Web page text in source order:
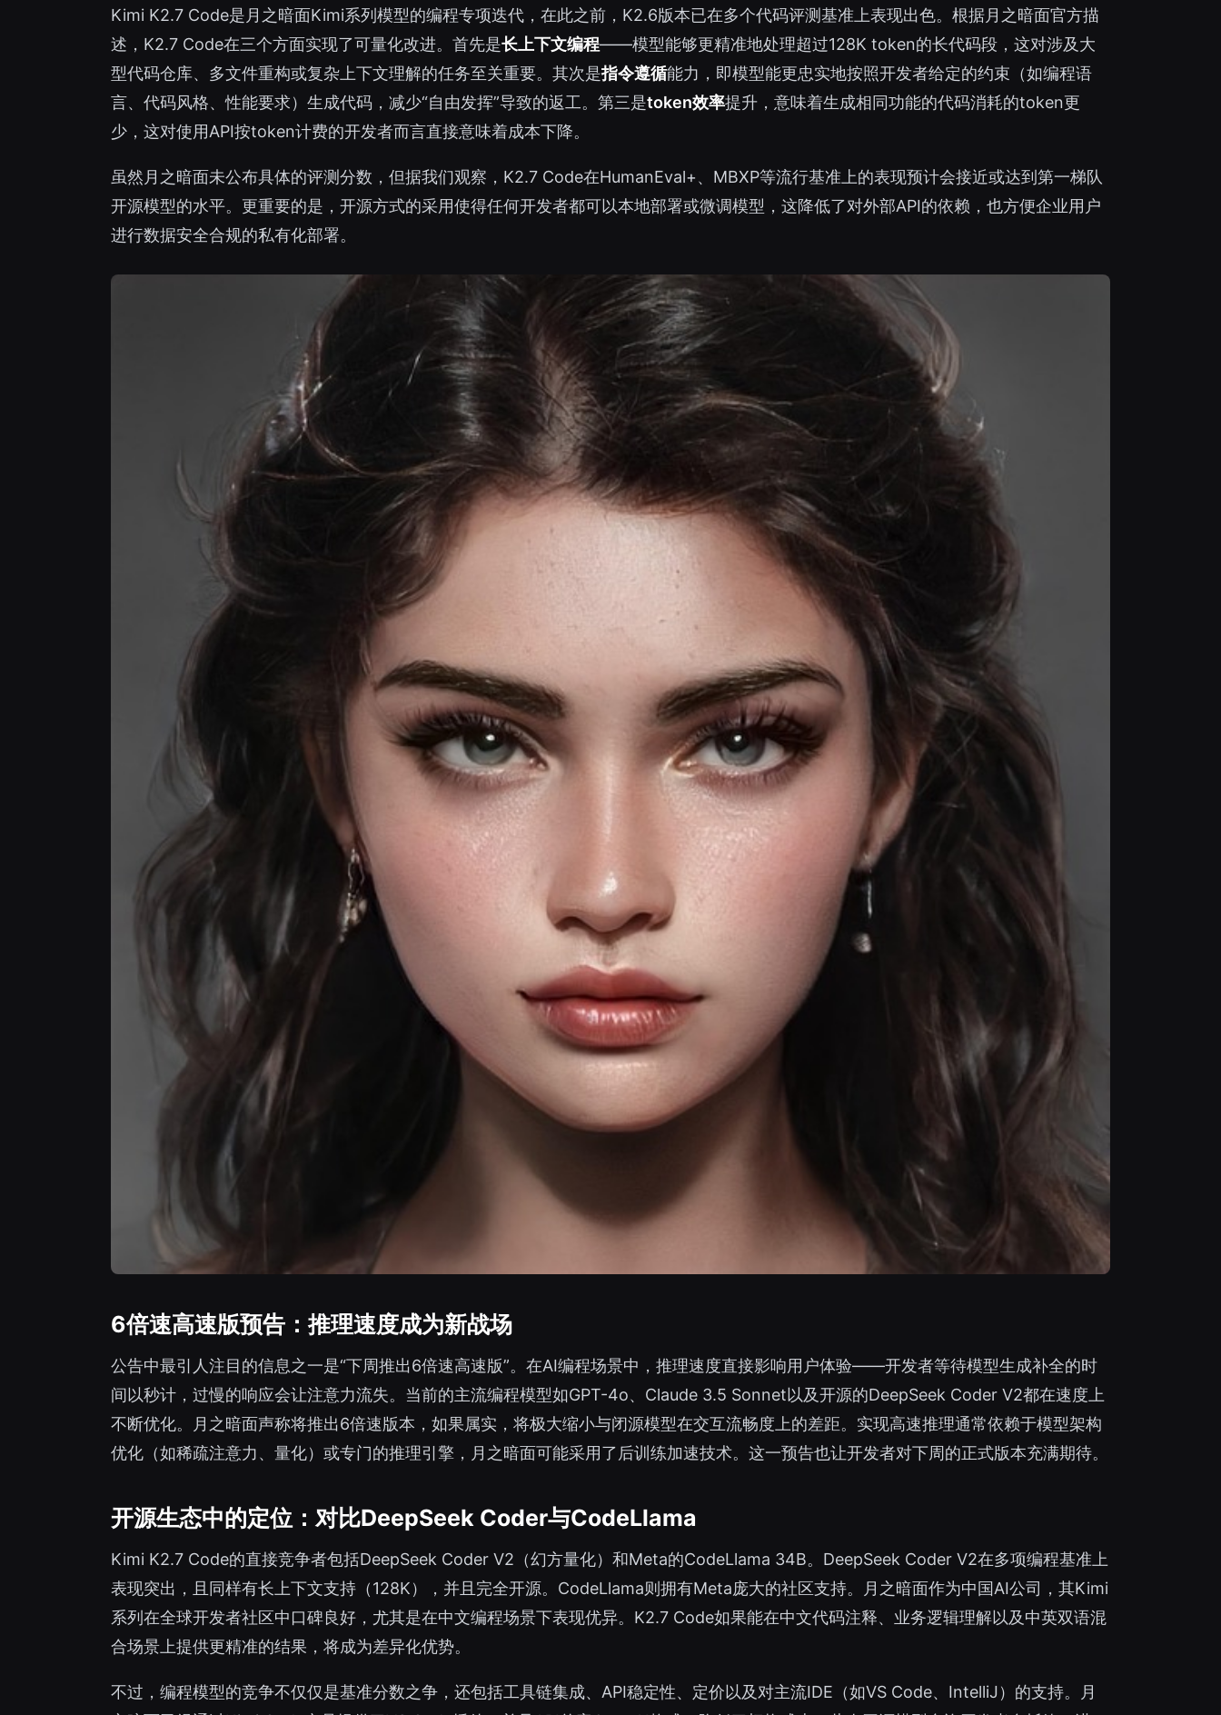
Kimi K2.7 Code是月之暗面Kimi系列模型的编程专项迭代，在此之前，K2.6版本已在多个代码评测基准上表现出色。根据月之暗面官方描
述，K2.7 Code在三个方面实现了可量化改进。首先是长上下文编程——模型能够更精准地处理超过128K token的长代码段，这对涉及大
型代码仓库、多文件重构或复杂上下文理解的任务至关重要。其次是指令遵循能力，即模型能更忠实地按照开发者给定的约束（如编程语
言、代码风格、性能要求）生成代码，减少“自由发挥”导致的返工。第三是token效率提升，意味着生成相同功能的代码消耗的token更
少，这对使用API按token计费的开发者而言直接意味着成本下降。
虽然月之暗面未公布具体的评测分数，但据我们观察，K2.7 Code在HumanEval+、MBXP等流行基准上的表现预计会接近或达到第一梯队
开源模型的水平。更重要的是，开源方式的采用使得任何开发者都可以本地部署或微调模型，这降低了对外部API的依赖，也方便企业用户
进行数据安全合规的私有化部署。
6倍速高速版预告：推理速度成为新战场
公告中最引人注目的信息之一是“下周推出6倍速高速版”。在AI编程场景中，推理速度直接影响用户体验——开发者等待模型生成补全的时
间以秒计，过慢的响应会让注意力流失。当前的主流编程模型如GPT-4o、Claude 3.5 Sonnet以及开源的DeepSeek Coder V2都在速度上
不断优化。月之暗面声称将推出6倍速版本，如果属实，将极大缩小与闭源模型在交互流畅度上的差距。实现高速推理通常依赖于模型架构
优化（如稀疏注意力、量化）或专门的推理引擎，月之暗面可能采用了后训练加速技术。这一预告也让开发者对下周的正式版本充满期待。
开源生态中的定位：对比DeepSeek Coder与CodeLlama
Kimi K2.7 Code的直接竞争者包括DeepSeek Coder V2（幻方量化）和Meta的CodeLlama 34B。DeepSeek Coder V2在多项编程基准上
表现突出，且同样有长上下文支持（128K），并且完全开源。CodeLlama则拥有Meta庞大的社区支持。月之暗面作为中国AI公司，其Kimi
系列在全球开发者社区中口碑良好，尤其是在中文编程场景下表现优异。K2.7 Code如果能在中文代码注释、业务逻辑理解以及中英双语混
合场景上提供更精准的结果，将成为差异化优势。
不过，编程模型的竞争不仅仅是基准分数之争，还包括工具链集成、API稳定性、定价以及对主流IDE（如VS Code、IntelliJ）的支持。月